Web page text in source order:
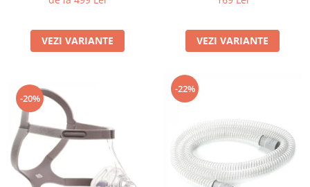
VEZI VARIANTE VEZI VARIANTE
-20%
-22%